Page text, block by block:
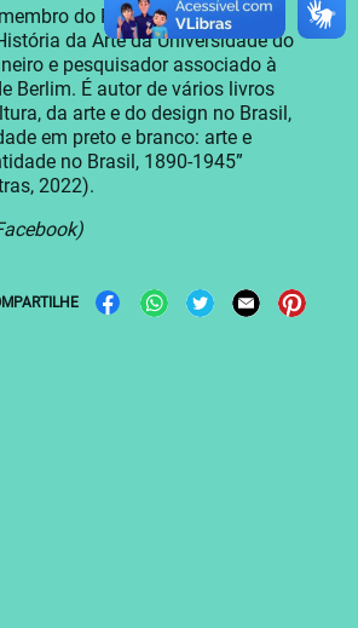
do Programa de
da Arte da Universidade do
e pesquisador associado à
Berlim. É autor de vários livros
da arte e do design no Brasil,
em preto e branco: arte e
no Brasil, 1890-1945”
2022).